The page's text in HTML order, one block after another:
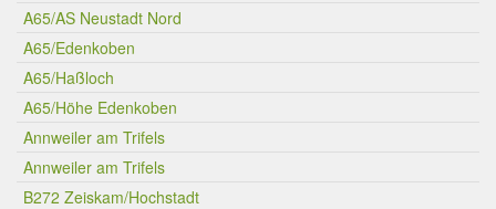
A65/AS Neustadt Nord
A65/Edenkoben
A65/Haßloch
A65/Höhe Edenkoben
Annweiler am Trifels
Annweiler am Trifels
B272 Zeiskam/Hochstadt